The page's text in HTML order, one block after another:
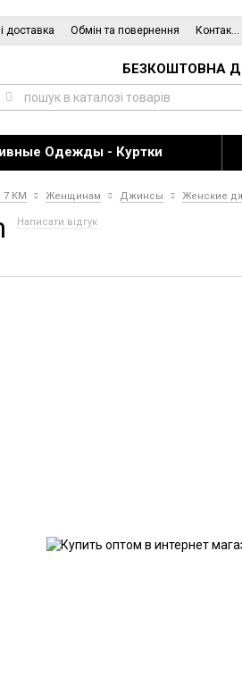
доставка Обмін та повернення Контактна інформація
БЕЗКОШТОВНА
Одежды - Куртки
7 КМ Женщинам Джинсы Женские
Написати відгук